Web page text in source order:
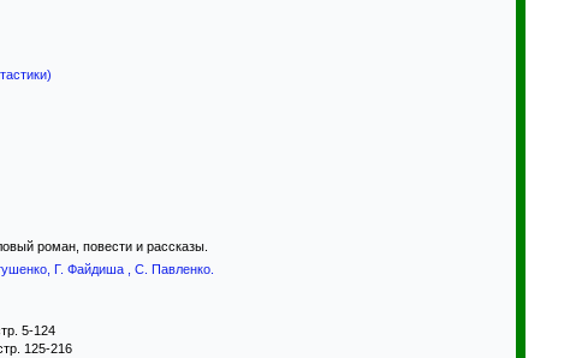
роман, повести и рассказы.
, Г. Файдиша С. Павленко.
5-124
125-216